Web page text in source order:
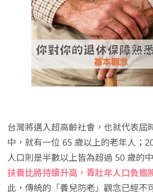
台灣將邁入超高齡社會，也就代表屆
中，就有一位 65 歲以上的老年人；
人口則是半數以上皆為超過 50 歲的
扶養比將持續升高，青壯年人口負擔
此，傳統的「養兒防老」觀念已經不